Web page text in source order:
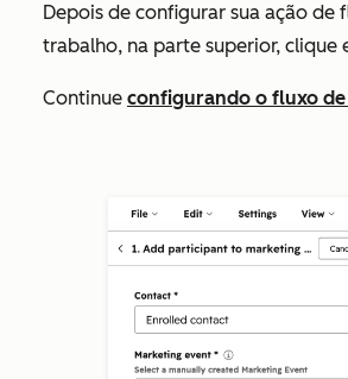
Depois de configurar sua ação de
trabalho, na parte superior, clique
Continue configurando o fluxo